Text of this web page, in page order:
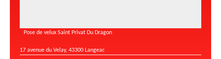
Pose de velux Saint Privat Du Dragon
17 avenue du Velay, 43300 Langeac